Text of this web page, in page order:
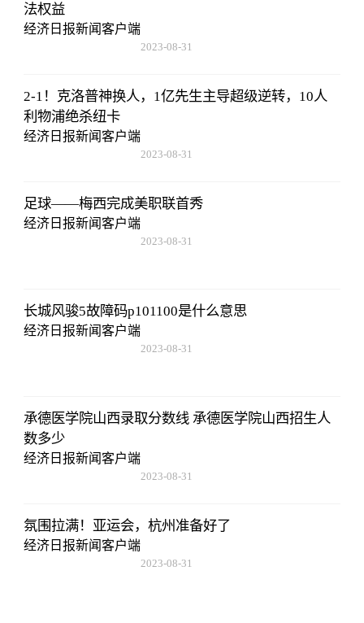
法权益
经济日报新闻客户端
2023-08-31
2-1！克洛普神换人，1亿先生主导超级逆转，10人
利物浦绝杀纽卡
经济日报新闻客户端
2023-08-31
足球——梅西完成美职联首秀
经济日报新闻客户端
2023-08-31
长城风骏5故障码p101100是什么意思
经济日报新闻客户端
2023-08-31
承德医学院山西录取分数线 承德医学院山西招生人
数多少
经济日报新闻客户端
2023-08-31
氛围拉满！亚运会，杭州准备好了
经济日报新闻客户端
2023-08-31